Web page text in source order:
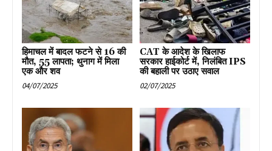
हिमाचल में बादल फटने से 16 की
मौत, 55 लापता; थुनाग में मिला
एक और शव
04/07/2025
CAT के आदेश के खिलाफ
सरकार हाईकोर्ट में, निलंबित IPS
की बहाली पर उठाए सवाल
02/07/2025